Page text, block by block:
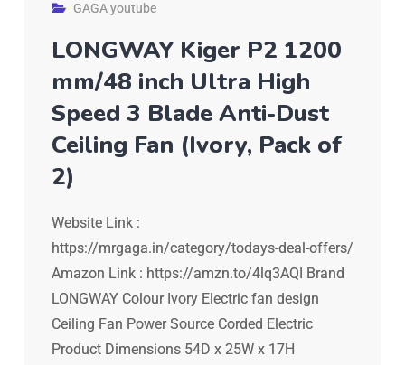
GAGA youtube
LONGWAY Kiger P2 1200
mm/48 inch Ultra High
Speed 3 Blade Anti-Dust
Ceiling Fan (Ivory, Pack of
2)
Website Link :
https://mrgaga.in/category/todays-deal-offers/
Amazon Link : https://amzn.to/4lq3AQI Brand
LONGWAY Colour Ivory Electric fan design
Ceiling Fan Power Source Corded Electric
Product Dimensions 54D x 25W x 17H